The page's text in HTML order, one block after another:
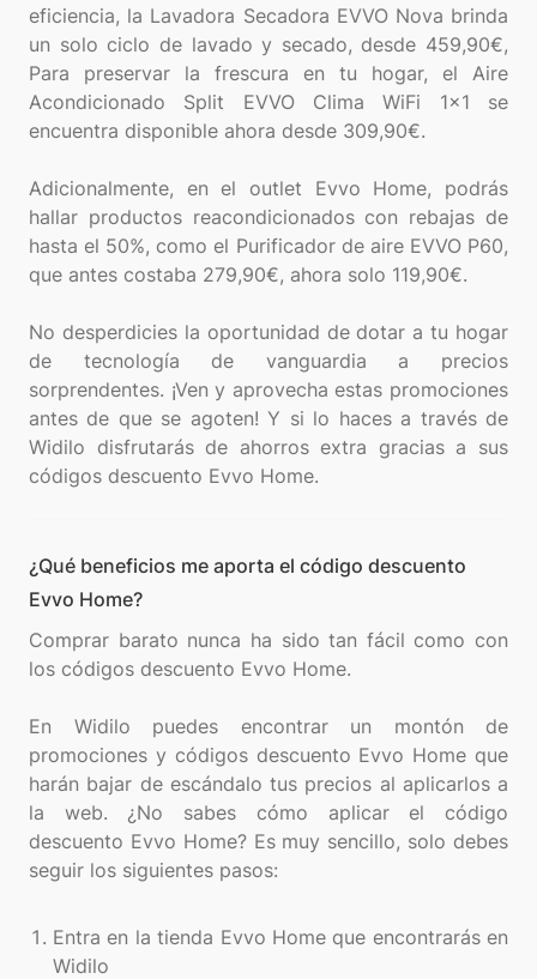
eficiencia, la Lavadora Secadora EVVO Nova brinda
un solo ciclo de lavado y secado, desde 459,90€,
Para preservar la frescura en tu hogar, el Aire
Acondicionado Split EVVO Clima WiFi 1x1 se
encuentra disponible ahora desde 309,90€.
Adicionalmente, en el outlet Evvo Home, podrás
hallar productos reacondicionados con rebajas de
hasta el 50%, como el Purificador de aire EVVO P60,
que antes costaba 279,90€, ahora solo 119,90€.
No desperdicies la oportunidad de dotar a tu hogar
de tecnología de vanguardia a precios
sorprendentes. ¡Ven y aprovecha estas promociones
antes de que se agoten! Y si lo haces a través de
Widilo disfrutarás de ahorros extra gracias a sus
¿Qué beneficios me aporta el código descuento
Evvo Home?
Comprar barato nunca ha sido tan fácil como con
los códigos descuento Evvo Home.
En Widilo puedes encontrar un montón de
promociones y códigos descuento Evvo Home que
harán bajar de escándalo tus precios al aplicarlos a
la web. ¿No sabes cómo aplicar el código
descuento Evvo Home? Es muy sencillo, solo debes
seguir los siguientes pasos:
Entra en la tienda Evvo Home que encontrarás en
Widilo